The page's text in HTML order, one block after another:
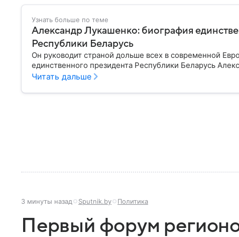
Узнать больше по теме
Александр Лукашенко: биография
Республики Беларусь
Он руководит страной дольше всех в современной
единственного президента Республики Беларусь
Читать дальше
3 минуты назад Sputnik.by Политика
Первый форум